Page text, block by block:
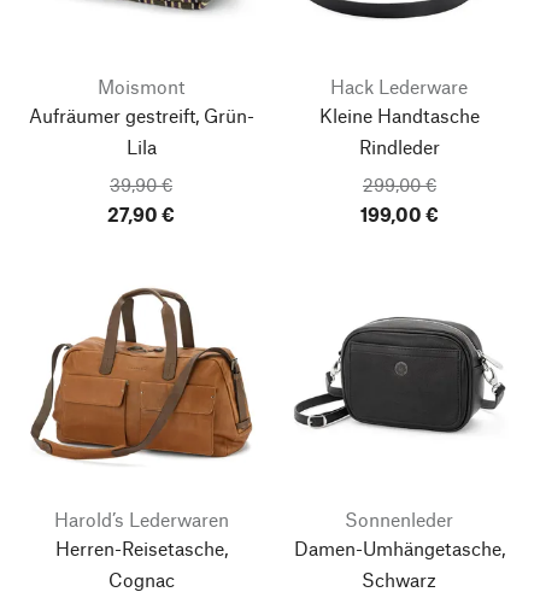
Moismont
Aufräumer gestreift, Grün-
Lila
39,90 €
27,90 €
Hack Lederware
Kleine Handtasche
Rindleder
299,00 €
199,00 €
Harold’s Lederwaren
Herren-Reisetasche,
Cognac
Sonnenleder
Damen-Umhängetasche,
Schwarz